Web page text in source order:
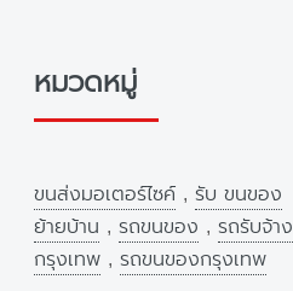
หมวดหมู่
ขนส่งมอเตอร์ไซค์ , รับ ขนของ
ย้ายบ้าน , รถขนของ , รถรับจ้าง
กรุงเทพ , รถขนของกรุงเทพ